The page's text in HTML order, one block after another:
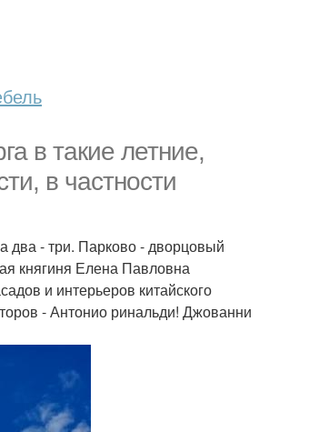
в такие летние,
в частности
два - три. Парково - дворцовый
княгиня Елена Павловна
и интерьеров китайского
- Антонио ринальди! Джованни